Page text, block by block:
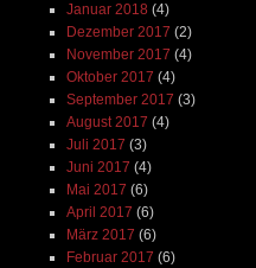
Januar 2018 (4)
Dezember 2017 (2)
November 2017 (4)
Oktober 2017 (4)
September 2017 (3)
August 2017 (4)
Juli 2017 (3)
Juni 2017 (4)
Mai 2017 (6)
April 2017 (6)
März 2017 (6)
Februar 2017 (6)